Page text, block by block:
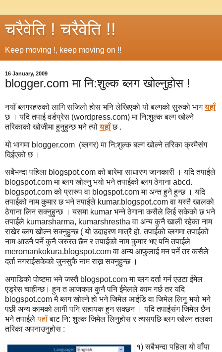
चरैवेति ! चरैवेति !!
Keep moving !, keep moving on !!
16 January, 2009
blogger.com मा नि:शुल्क ब्लग खोल्नुहोस !
नयाँ ब्लगरहरुको लागि सजिलो होस भनि लेखिएको यो बल्गको सुरुको भागयहाँ
छ । यदि तपाई वर्डप्रेस (wordpress.com) मा नि:शुल्क बल्ग खोल्ने
तरिकाको खोजीमा हुनुहुन्छ भने त्योयहाँछ .
यो भागमा blogger.com (ब्लगर) मा नि:शुल्क बल्ग खोल्ने तरिका क्रमैसंग
दिईएको छ ।
सबैभन्दा पहिला blogspot.com को बारेमा साधारण जानकारी । यदि तपाईले
blogspot.com मा ब्लग खोल्नु भयो भने तपाईको ब्लग ठेगाना abcd.
blogspot.com को प्रारुप वा blogspot.com मा अन्त हुने हुन्छ । यदि
तपाईको नाम कुमार छ भने तपाईले kumar.blogspot.com वा यस्तै खालको
ठेगाना लिन सक्नुहुन्छ । यसमा kumar भन्ने ठेगाना कसैले लिई सकेको छ भने
तपाईले kumarsharma, kumarshrestha वा अन्य कुनै खाली रहेका नाम
राखेर ब्लग खोल्न सक्नुहुन्छ ( यो उदाहरण मात्रै हो, तपाईको ब्लगमा तपाईको
नाम आउनै पर्ने कुनै जरुरत छैन र तपाईको नाम कुमार भए पनि तपाईले
meromankokura.blogspot.com वा अन्य आफुलाई मन पर्ने तर कसैले
दर्ता नगराईसकेको जुनसुकै नाम राख्न सक्नुहुन्छ ।
अगाडिको पोष्टमा भने जस्तै blogspot.com मा ब्लग दर्ता गर्न एउटा ईमेल
एड्रेस चाहीन्छ। हुन त आजकल कुनै पनि ईमेलले काम गर्छ तर यदि
blogspot.com मै ब्लग खोल्ने हो भने जिमेल आईडि वा जिमेल लिनु भयो भने
पछी अन्य कामको लागी पनि सहायक हुन सक्छन । यदि तपाईसंग जिमेल छैन
भने तपाईले यहाँबाट नि: शुल्क जिमेल लिनुहोस र त्यसपछि ब्लग खोल्न तलका
तरिका अपनाउनुहोस :
१) सबैभन्दा पहिला यो वाँया